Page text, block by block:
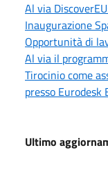
Al via
Inaugurazione
Opportunità di
Al via il
Tirocinio come
presso Eurodesk
Ultimo